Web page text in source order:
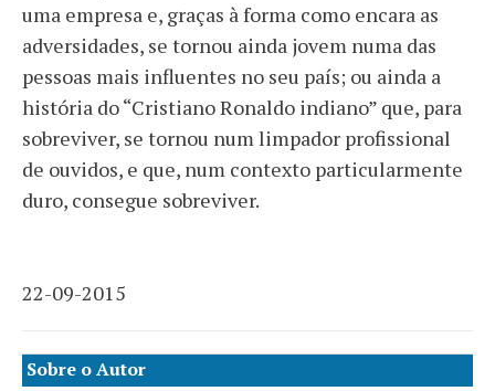
uma empresa e, graças à forma como encara as
adversidades, se tornou ainda jovem numa das
pessoas mais influentes no seu país; ou ainda a
história do “Cristiano Ronaldo indiano” que, para
sobreviver, se tornou num limpador profissional
de ouvidos, e que, num contexto particularmente
duro, consegue sobreviver.
22-09-2015
Sobre o Autor